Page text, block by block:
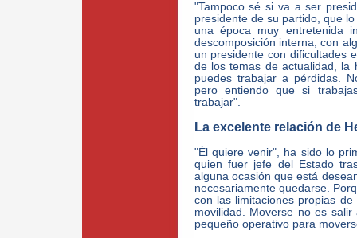
"Tampoco sé si va a ser
presidente de su partido, que
una época muy entretenida
descomposición interna, con
un presidente con dificultades
de los temas de actualidad, la
puedes trabajar a pérdidas.
pero entiendo que si
trabajar".
La excelente relación de
"Él quiere venir", ha sido lo
quien fuer jefe del Estado
alguna ocasión que está
necesariamente quedarse.
con las limitaciones propias
movilidad. Moverse no es
pequeño operativo para